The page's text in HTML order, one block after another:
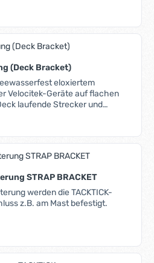
etc.) einsetzbar. Die Montage ist
schräg möglich. Der
der dicke Gummiring machen ihn
Teil der Rose.
der Rose und der
Steuerstriche. Die
Montage und
Kompass.
(Deck Bracket)
eloxiertem
Velocitek-Geräte auf flachen
laufende Strecker und
Die Montage erfolgt durch
3M™ Dual Lock™
Selbstverständlich ist aber auch
Lieferung inklusive
STRAP BRACKET
werden die TACKTICK-
z.B. am Mast befestigt.